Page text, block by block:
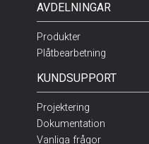
AVDELNINGAR
Produkter
Plåtbearbetning
KUNDSUPPORT
Projektering
Dokumentation
Vanliga frågor